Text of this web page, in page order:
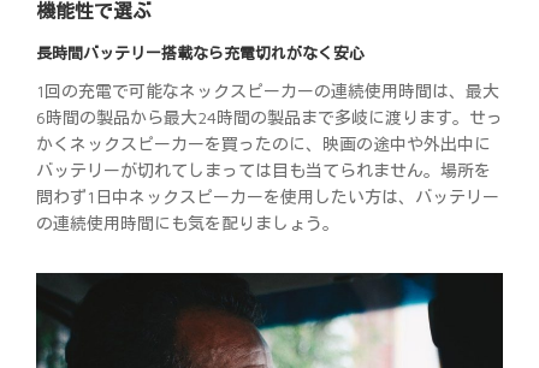
機能性で選ぶ
長時間バッテリー搭載なら充電切れがなく安心
1回の充電で可能なネックスピーカーの連続使用時間は、最大
6時間の製品から最大24時間の製品まで多岐に渡ります。せっ
かくネックスピーカーを買ったのに、映画の途中や外出中に
バッテリーが切れてしまっては目も当てられません。場所を
問わず1日中ネックスピーカーを使用したい方は、バッテリー
の連続使用時間にも気を配りましょう。